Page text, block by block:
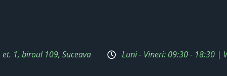
1, biroul 109, Suceava Luni - Vineri: 09:30 - 18:30 |